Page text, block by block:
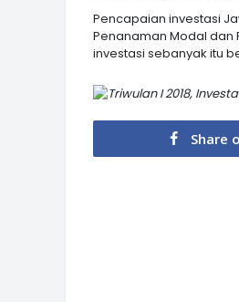
Pencapaian investasi
Penanaman Modal dan
investasi sebanyak itu
Share